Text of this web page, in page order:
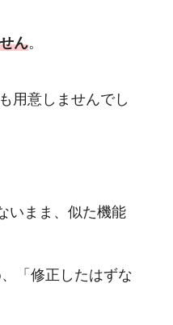
ん。
用意しませんでし
いまま、似た機能
「修正したはずな